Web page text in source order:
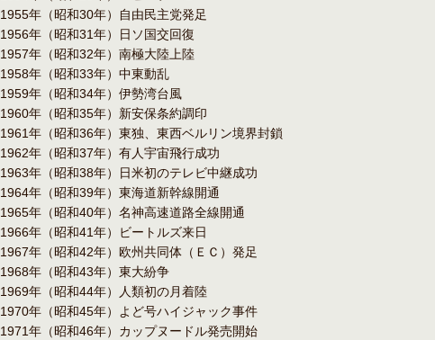
1955年（昭和30年）自由民主党発足
1956年（昭和31年）日ソ国交回復
1957年（昭和32年）南極大陸上陸
1958年（昭和33年）中東動乱
1959年（昭和34年）伊勢湾台風
1960年（昭和35年）新安保条約調印
1961年（昭和36年）東独、東西ベルリン境界封鎖
1962年（昭和37年）有人宇宙飛行成功
1963年（昭和38年）日米初のテレビ中継成功
1964年（昭和39年）東海道新幹線開通
1965年（昭和40年）名神高速道路全線開通
1966年（昭和41年）ビートルズ来日
1967年（昭和42年）欧州共同体（ＥＣ）発足
1968年（昭和43年）東大紛争
1969年（昭和44年）人類初の月着陸
1970年（昭和45年）よど号ハイジャック事件
1971年（昭和46年）カップヌードル発売開始